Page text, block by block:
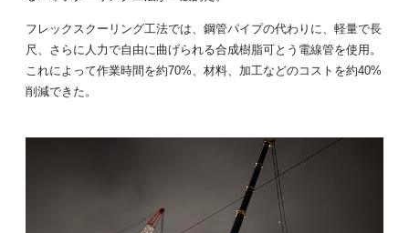
フレックスクーリング工法では、鋼管パイプの代わりに、軽量で長
尺、さらに人力で自由に曲げられる合成樹脂可とう電線管を使用。
これによって作業時間を約70%、材料、加工などのコストを約40%
削減できた。